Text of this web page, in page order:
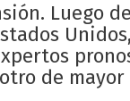
Luego
de